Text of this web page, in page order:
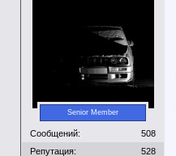
Senior Member
Сообщений:
508
Репутация:
528